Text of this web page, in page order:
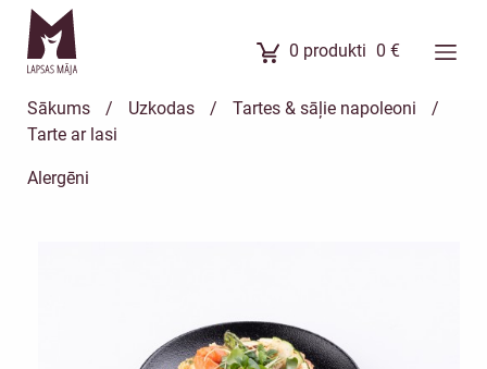
0 produkti 0 €
Ēdienkarte
Sākums / Uzkodas / Tartes & sāļie napoleoni
/
Tarte ar lasi
Alergēni